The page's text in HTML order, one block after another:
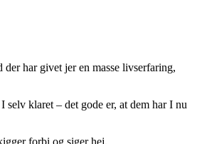
har givet jer en masse livserfaring,
selv klaret – det gode er, at dem har I nu
forbi og siger hej.